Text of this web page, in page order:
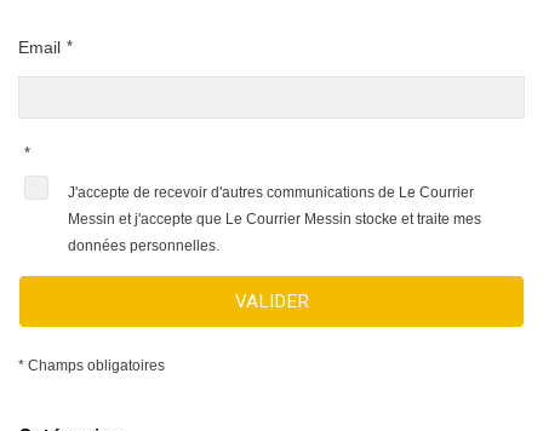
Email *
*
J'accepte de recevoir d'autres communications de Le Courrier
Messin et j'accepte que Le Courrier Messin stocke et traite mes
données personnelles.
VALIDER
* Champs obligatoires